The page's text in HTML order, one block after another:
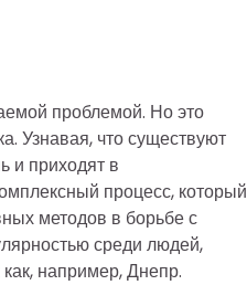
проблемой. Но это
Узнавая, что существуют
и приходят в
процесс, который
методов в борьбе с
среди людей,
например, Днепр.